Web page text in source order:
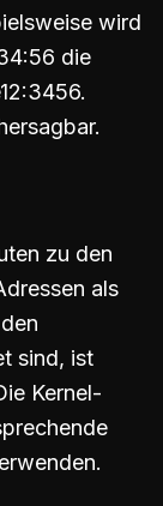
wird
die
zu den
als
sind, ist
Kernel-